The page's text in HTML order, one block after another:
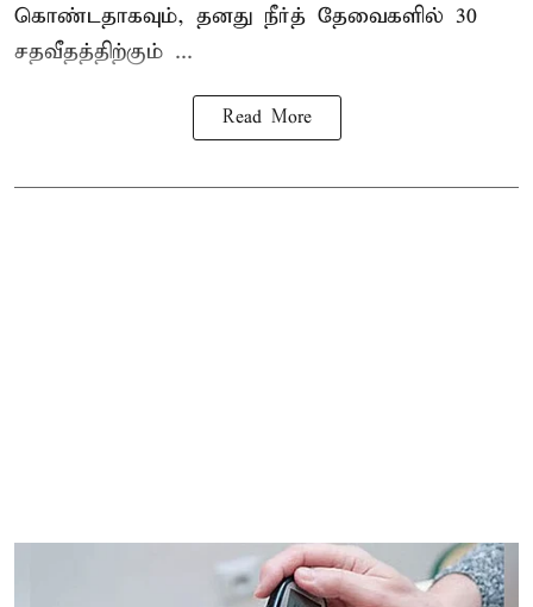
கொண்டதாகவும், தனது நீர்த் தேவைகளில் 30
சதவீதத்திற்கும் ...
Read More